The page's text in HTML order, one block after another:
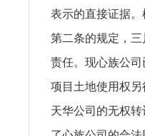
表示的直接证据
第二条的规定，
责任。现心族公
项目土地使用权
天华公司的无权